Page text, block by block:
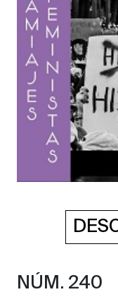
NÚM. 240